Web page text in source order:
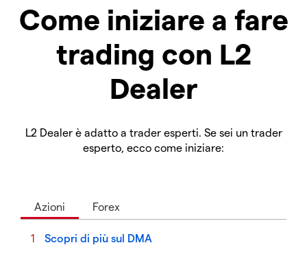
Come iniziare a fare
trading con L2
Dealer
L2 Dealer è adatto a trader esperti. Se sei un trader
esperto, ecco come iniziare:
Azioni Forex
Scopri di più sul DMA